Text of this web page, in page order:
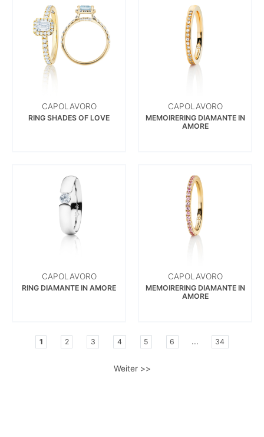
CAPOLAVORO
RING SHADES OF LOVE
CAPOLAVORO
MEMOIRERING DIAMANTE IN
AMORE
CAPOLAVORO
RING DIAMANTE IN AMORE
CAPOLAVORO
MEMOIRERING DIAMANTE IN
AMORE
1 2 3 4 5 6 ... 34
Weiter >>